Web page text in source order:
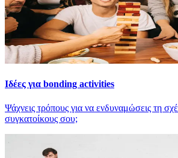
Ιδέες για bonding activities
Ψάχνεις τρόπους για να ενδυναμώσεις τη
συγκατοίκους σου;